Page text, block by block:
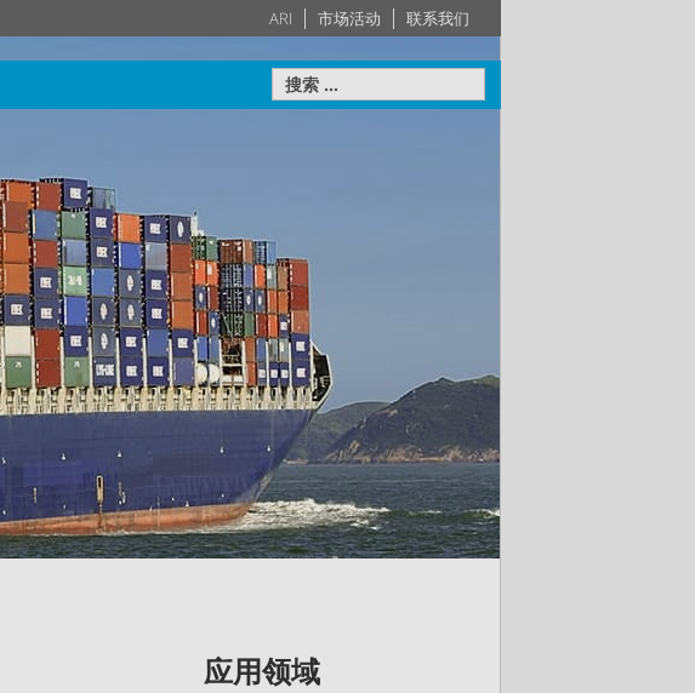
ARI 市场活动 联系我们
蒸汽疏水
了解更多
执行器
了解更多
船舶
具备资深船舶行业认证——满
足于任何类型的船舶
了解更多
暖通（民用）
技术服务经验，满足个性化定
制暖通（民用）系统
了解更多
应用领域